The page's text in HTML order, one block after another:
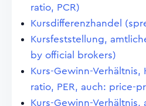
ratio, PCR)
Kursdifferenzhandel
Kursfeststellung,
by official brokers)
Kurs-Gewinn-Verhältnis,
ratio, PER, auch: price-
Kurs-Gewinn-